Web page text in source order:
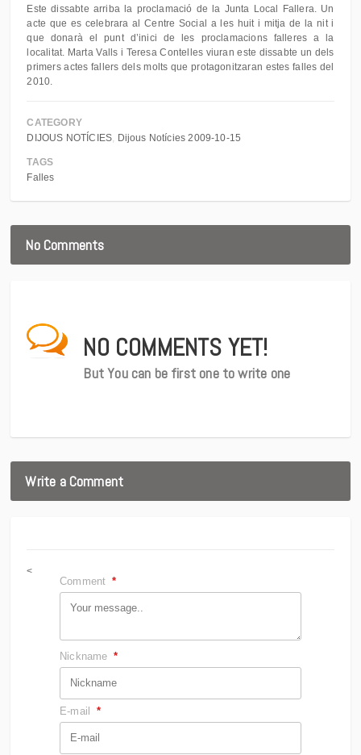
Este dissabte arriba la proclamació de la Junta Local Fallera. Un
acte que es celebrara al Centre Social a les huit i mitja de la nit i
que donarà el punt d’inici de les proclamacions falleres a la
localitat. Marta Valls i Teresa Contelles viuran este dissabte un dels
primers actes fallers dels molts que protagonitzaran estes falles del
2010.
CATEGORY
DIJOUS NOTÍCIES
Dijous Notícies 2009-10-15
TAGS
Falles
No Comments
NO COMMENTS YET!
But You can be first one to write one
Write a Comment
<
Comment *
Nickname *
E-mail *